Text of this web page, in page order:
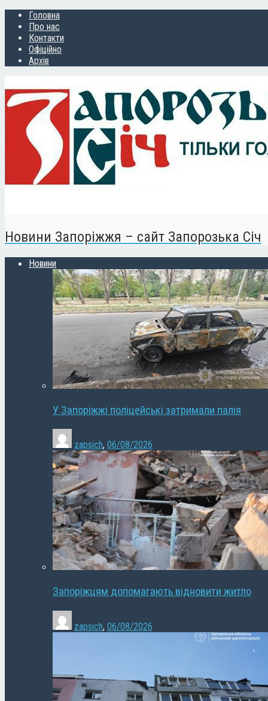
Головна
Про нас
Контакти
Офіційно
Архів
Новини Запоріжжя – сайт Запорозька Січ
Новини
У Запоріжжі поліцейські затримали палія
zapsich, 06/08/2026
Запоріжцям допомагають відновити житло
zapsich, 06/08/2026